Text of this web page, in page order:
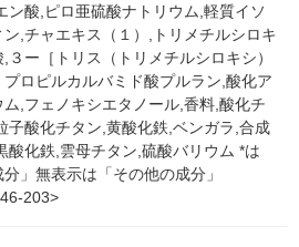
ン酸,ピロ亜硫酸ナトリウム,軽質イソ
ン,チャエキス（１）,トリメチルシロキ
３ー［トリス（トリメチルシロキシ）
プロピルカルバミド酸プルラン,酸化ア
ム,フェノキシエタノール,香料,酸化チ
子酸化チタン,黄酸化鉄,ベンガラ,合成
酸化鉄,雲母チタン,硫酸バリウム *は
分」無表示は「その他の成分」
203>